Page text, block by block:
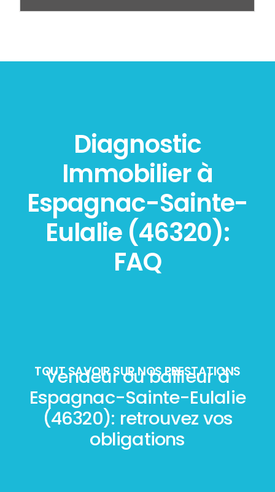
Diagnostic
Immobilier à
Espagnac-Sainte-
Eulalie (46320):
FAQ
TOUT SAVOIR SUR NOS PRESTATIONS
Vendeur ou bailleur à
Espagnac-Sainte-Eulalie
(46320): retrouvez vos
obligations